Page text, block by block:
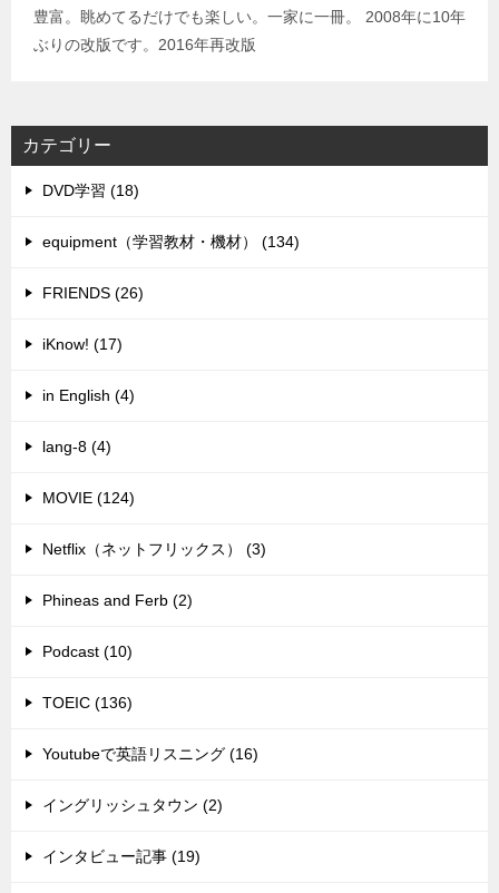
豊富。眺めてるだけでも楽しい。一家に一冊。 2008年に10年
ぶりの改版です。2016年再改版
カテゴリー
DVD学習 (18)
equipment（学習教材・機材） (134)
FRIENDS (26)
iKnow! (17)
in English (4)
lang-8 (4)
MOVIE (124)
Netflix（ネットフリックス） (3)
Phineas and Ferb (2)
Podcast (10)
TOEIC (136)
Youtubeで英語リスニング (16)
イングリッシュタウン (2)
インタビュー記事 (19)